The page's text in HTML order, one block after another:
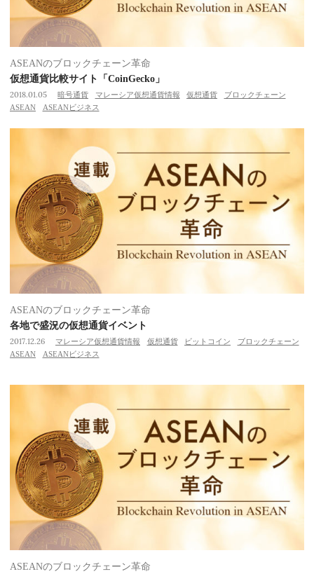
ASEANのブロックチェーン革命
仮想通貨比較サイト「CoinGecko」
2018.01.05 暗号通貨 マレーシア仮想通貨情報 仮想通貨
ブロックチェーン
ASEAN
ASEANビジネス
ASEANのブロックチェーン革命
各地で盛況の仮想通貨イベント
2017.12.26 マレーシア仮想通貨情報 仮想通貨 ビットコイン
ブロックチェーン
ASEAN
ASEANビジネス
ASEANのブロックチェーン革命